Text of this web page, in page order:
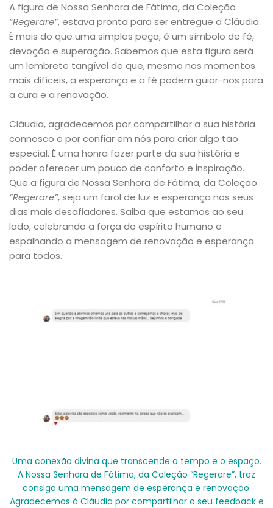
A figura de Nossa Senhora de Fátima, da Coleção
“Regerare”, estava pronta para ser entregue a Cláudia.
É mais do que uma simples peça, é um símbolo de fé,
devoção e superação. Sabemos que esta figura será
um lembrete tangível de que, mesmo nos momentos
mais difíceis, a esperança e a fé podem guiar-nos para
a cura e a renovação.
Cláudia, agradecemos por compartilhar a sua história
connosco e por confiar em nós para criar algo tão
especial. É uma honra fazer parte da sua história e
poder oferecer um pouco de conforto e inspiração.
Que a figura de Nossa Senhora de Fátima, da Coleção
“Regerare”, seja um farol de luz e esperança nos seus
dias mais desafiadores. Saiba que estamos ao seu
lado, celebrando a força do espírito humano e
espalhando a mensagem de renovação e esperança
para todos.
Uma conexão divina que transcende o tempo e o espaço.
A Nossa Senhora de Fátima, da Coleção “Regerare”, traz
consigo uma mensagem de esperança e renovação.
Agradecemos à Cláudia por compartilhar o seu feedback e